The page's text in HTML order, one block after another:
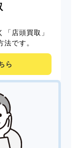
店頭買取」
です。
ら